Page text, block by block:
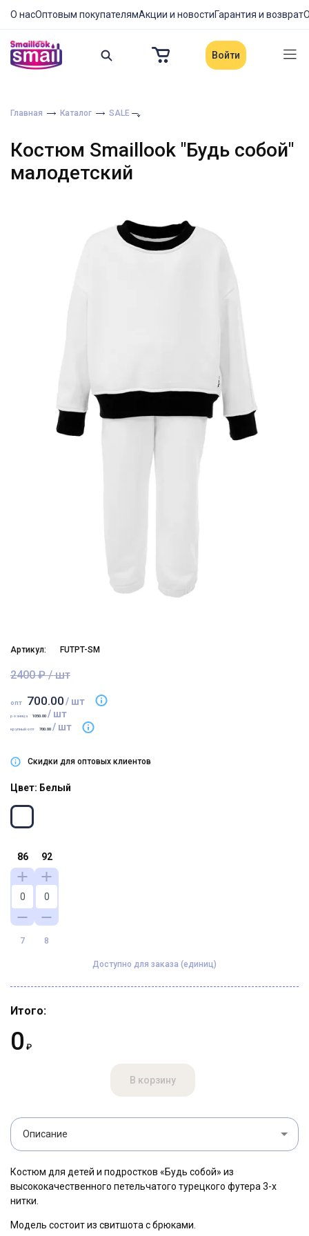
О насОптовым покупателямАкции и новостиГарантия и возврат
Войти
Главная Каталог SALE
Костюм Smaillook "Будь собой"
малодетский
Артикул: FUTPT-SM
2400 ₽ / шт
опт 700.00/ шт
розница 1050.00 / шт
крупный опт 700.00 / шт
Скидки для оптовых клиентов
Цвет: Белый
86
7
92
8
Доступно для заказа (единиц)
Итого:
0 ₽
В корзину
Описание
Костюм для детей и подростков «Будь собой» из
высококачественного петельчатого турецкого футера 3-х
нитки.
Модель состоит из свитшота с брюками.